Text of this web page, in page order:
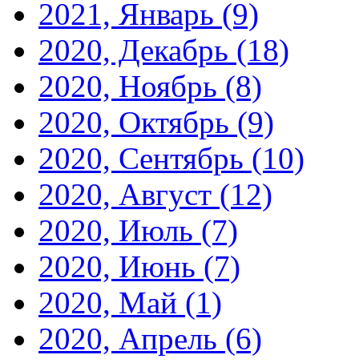
2021, Январь (9)
2020, Декабрь (18)
2020, Ноябрь (8)
2020, Октябрь (9)
2020, Сентябрь (10)
2020, Август (12)
2020, Июль (7)
2020, Июнь (7)
2020, Май (1)
2020, Апрель (6)